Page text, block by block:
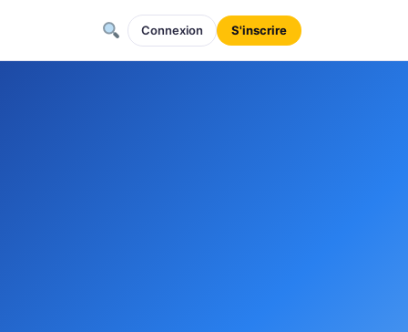
Connexion S'inscrire